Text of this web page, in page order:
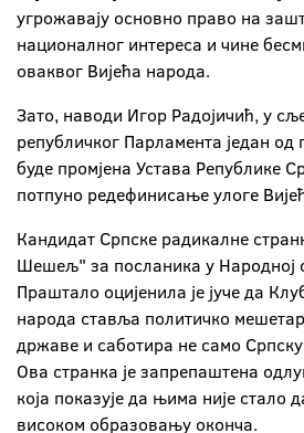
угрожавају основно право на
националног интереса и чине
оваквог Вијећа народа.
Зато, наводи Игор Радојичић, у
републичког Парламента један од
буде промјена Устава Републике
потпуно редефинисање улоге
Кандидат Српске радикалне
Шешељ" за посланика у Народној
Праштало оцијенила је јуче да
народа ставља политичко
државе и саботира не само
Ова странка је запрепаштена
која показује да њима није стало
високом образовању оконча.